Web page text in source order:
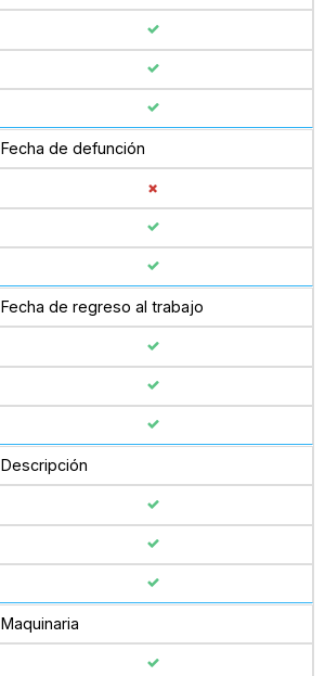
Fecha de defunción
Fecha de regreso al trabajo
Descripción
Maquinaria